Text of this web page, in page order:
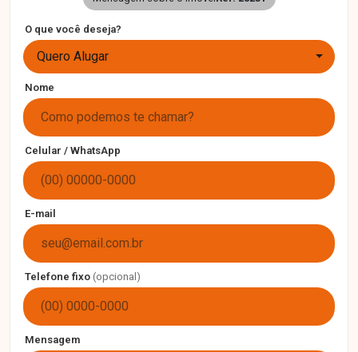
O que você deseja?
Quero Alugar
Nome
Celular / WhatsApp
E-mail
Telefone fixo (opcional)
Mensagem